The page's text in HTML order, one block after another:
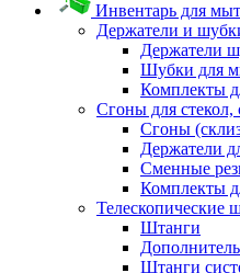
Инвентарь для
Держатели и
Держатели
Шубки для
Комплекты
Сгоны для стекол,
Сгоны
Держатели
Сменные
Комплекты
Телескопические
Штанги
Штанги